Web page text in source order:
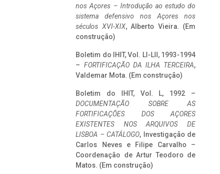
nos Açores – Introdução ao estudo do
sistema defensivo nos Açores nos
séculos XVI-XIX, Alberto Vieira. (Em
construção)
Boletim do IHIT, Vol. LI-LII, 1993-1994
– FORTIFICAÇÃO DA ILHA TERCEIRA,
Valdemar Mota. (Em construção)
Boletim do IHIT, Vol. L, 1992 –
DOCUMENTAÇÃO SOBRE AS
FORTIFICAÇÕES DOS AÇORES
EXISTENTES NOS ARQUIVOS DE
LISBOA – CATÁLOGO, Investigação de
Carlos Neves e Filipe Carvalho –
Coordenação de Artur Teodoro de
Matos. (Em construção)